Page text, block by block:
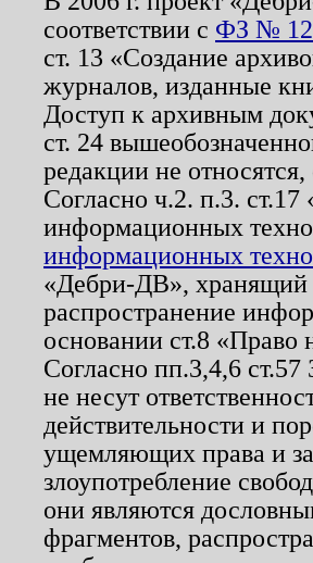
соответствии с ФЗ №
ст. 13 «Создание
журналов, изданные
Доступ к архивным
ст. 24
редакции не
Согласно ч.2. п.3.
информационных
информационных
«Дебри-ДВ», хранящий
распространение
основании ст.8
Согласно пп.3,4,6
не несут
действительности и
ущемляющих права и
злоупотребление
они являются
фрагментов,